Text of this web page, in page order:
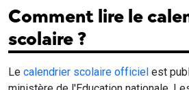
Comment lire le
scolaire ?
Le calendrier scolaire officiel est